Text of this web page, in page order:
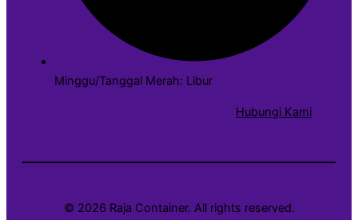
Minggu/Tanggal Merah: Libur
Hubungi Kami
© 2026 Raja Container. All rights reserved.